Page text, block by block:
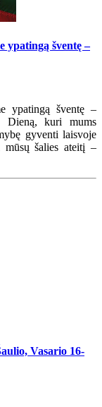
ypatingą šventę –
ypatingą šventę –
Dieną, kuri mums
gyventi laisvoje
šalies ateitį –
Vasario 16-